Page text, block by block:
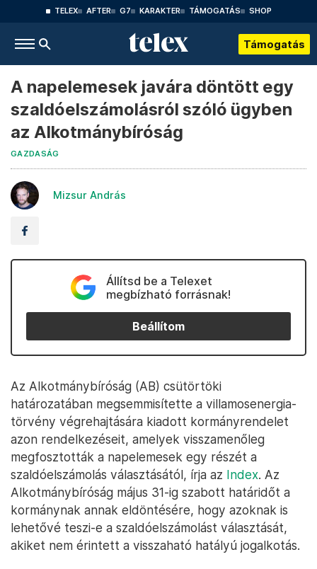
TELEX AFTER G7 KARAKTER TÁMOGATÁS SHOP
Támogatás
A napelemesek javára döntött egy
szaldóelszámolásról szóló ügyben
az Alkotmánybíróság
GAZDASÁG
Mizsur András
Állítsd be a Telexet
megbízható forrásnak!
Beállítom
Az Alkotmánybíróság (AB) csütörtöki
határozatában megsemmisítette a villamosenergia-
törvény végrehajtására kiadott kormányrendelet
azon rendelkezéseit, amelyek visszamenőleg
megfosztották a napelemesek egy részét a
szaldóelszámolás választásától, írja az Index. Az
Alkotmánybíróság május 31-ig szabott határidőt a
kormánynak annak eldöntésére, hogy azoknak is
lehetővé teszi-e a szaldóelszámolást választását,
akiket nem érintett a visszaható hatályú jogalkotás.